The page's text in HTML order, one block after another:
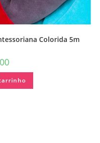
Colorida 5m